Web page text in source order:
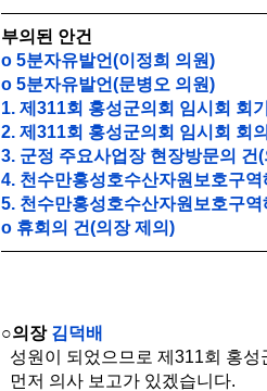
부의된 안건
o 5분자유발언(이정희 의원)
o 5분자유발언(문병오 의원)
1. 제311회 홍성군의회 임시회 회
2. 제311회 홍성군의회 임시회 회
3. 군정 주요사업장 현장방문의 건
4. 천수만홍성호수산자원보호구
5. 천수만홍성호수산자원보호구
o 휴회의 건(의장 제의)
○의장 김덕배
성원이 되었으므로 제311회 홍
먼저 의사 보고가 있겠습니다.